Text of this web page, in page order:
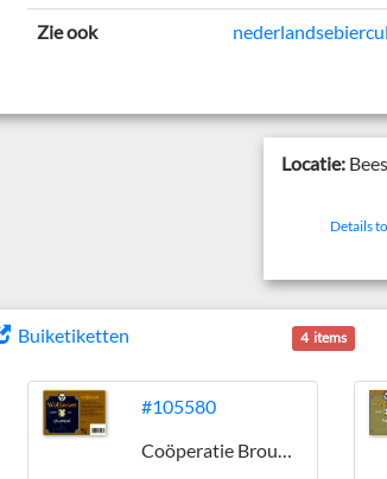
Zie ook
Locatie:
Details
Buiketiketten 4 items
#105580
Coöperatie Brouwerij Wolfswaert U.A.